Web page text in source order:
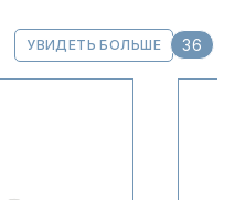
УВИДЕТЬ БОЛЬШЕ 36